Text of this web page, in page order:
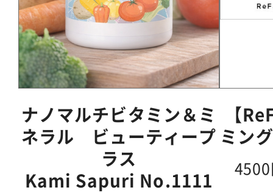
ナノマルチビタミン＆ミ
ネラル ビューティープ
ラス
Kami Sapuri No.1111
【
ミン